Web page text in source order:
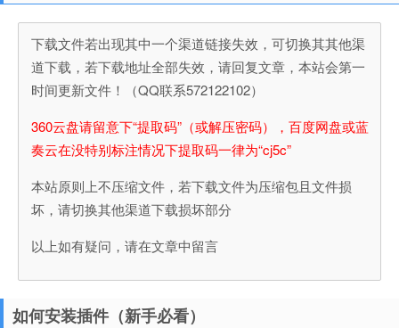
下载文件若出现其中一个渠道链接失效，可切换其其他渠
道下载，若下载地址全部失效，请回复文章，本站会第一
时间更新文件！（QQ联系572122102）
360云盘请留意下“提取码”（或解压密码），百度网盘或蓝
奏云在没特别标注情况下提取码一律为“cj5c”
本站原则上不压缩文件，若下载文件为压缩包且文件损
坏，请切换其他渠道下载损坏部分
以上如有疑问，请在文章中留言
如何安装插件（新手必看）